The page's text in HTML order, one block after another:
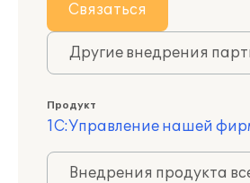
Связаться
Другие внедрения
Продукт
1С:Управление нашей
Внедрения продукта